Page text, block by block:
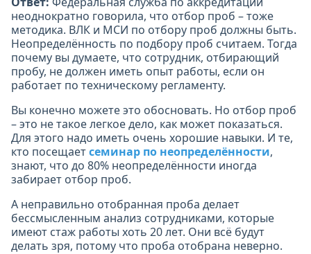
неоднократно говорила, что отбор проб – тоже
методика. ВЛК и МСИ по отбору проб должны быть.
Неопределённость по подбору проб считаем. Тогда
почему вы думаете, что сотрудник, отбирающий
пробу, не должен иметь опыт работы, если он
работает по техническому регламенту.
Вы конечно можете это обосновать. Но отбор проб
– это не такое легкое дело, как может показаться.
Для этого надо иметь очень хорошие навыки. И те,
кто посещаетсеминар по неопределённости,
знают, что до 80% неопределённости иногда
забирает отбор проб.
А неправильно отобранная проба делает
бессмысленным анализ сотрудниками, которые
имеют стаж работы хоть 20 лет. Они всё будут
делать зря, потому что проба отобрана неверно.